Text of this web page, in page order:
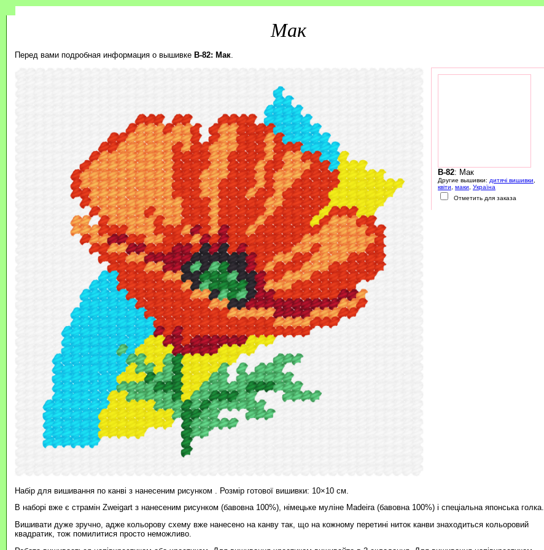
Мак
Перед вами подробная информация о вышивке B-82: Мак.
B-82: Мак
Другие вышивки: дитячі вишивки
квіти
маки
Україна
Отметить для заказа
Набір для вишивання по канві з нанесеним рисунком . Розмір готової вишивки: 10×10 см.
В наборі вже є страмін Zweigart з нанесеним рисунком (бавовна 100%), німецьке муліне Madeira (бавовна 100%) і спеціальна японська голка.
Вишивати дуже зручно, адже кольорову схему вже нанесено на канву так, що на кожному перетині ниток канви знаходиться кольоровий
квадратик, тож помилитися просто неможливо.